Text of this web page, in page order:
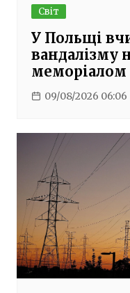
Світ
У Польщі
вандалізму
меморіалом
09/08/2026 06:06